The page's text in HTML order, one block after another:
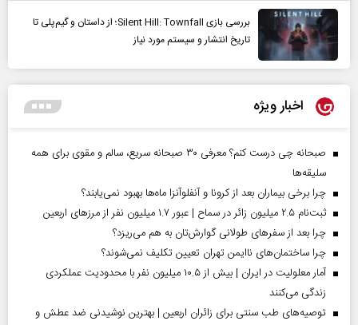
بررسی بازی Silent Hill: Townfall؛ از داستان و گیم‌پلی تا
تاریخ انتشار و سیستم مورد نیاز
اخبار ویژه
صبحانه چی درست کنم؟ معرفی ۳۰ صبحانه سریع، سالم و مقوی برای همه
سلیقه‌ها
چرا برخی بیماران بعد از کرونا و آنفلوآنزا ماه‌ها بهبود نمی‌یابند؟
ثبت‌نام ۲.۵ میلیون زائر در سماح | عبور ۱.۷ میلیون نفر از مرز‌های اربعین
چرا بعد از سفرهای طولانی گوارش‌تان به هم می‌ریزد؟
چرا ساختمان‌های ناایمن تهران تعیین تکلیف نمی‌شوند؟
آمار معلولیت در ایران | بیش از ۱۰.۵ میلیون نفر با محدودیت عملکردی
زندگی می‌کنند
توصیه‌های طب سنتی برای زائران اربعین | بهترین نوشیدنی ضد عطش و